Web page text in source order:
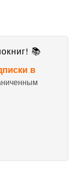
📚
в